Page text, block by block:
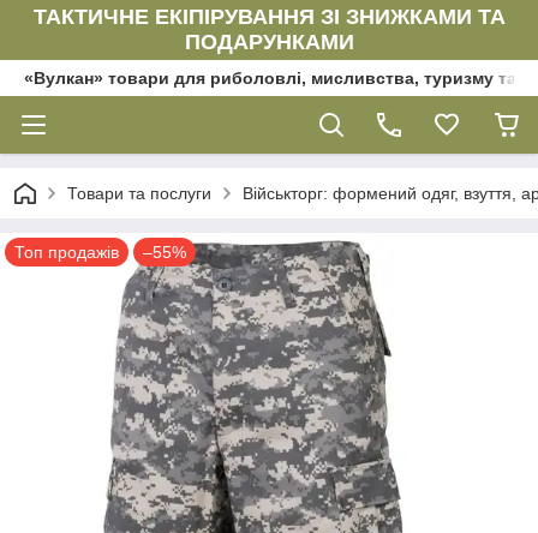
ТАКТИЧНЕ ЕКІПІРУВАННЯ ЗІ ЗНИЖКАМИ ТА
ПОДАРУНКАМИ
«Вулкан» товари для риболовлі, мисливства, туризму та
Товари та послуги Військторг: формений одяг, взуття,
Топ продажів –55%